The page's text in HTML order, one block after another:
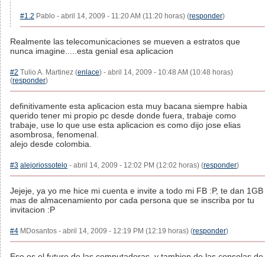
#1.2 Pablo - abril 14, 2009 - 11:20 AM (11:20 horas) (responder)
Realmente las telecomunicaciones se mueven a estratos que
nunca imagine.....esta genial esa aplicacion
#2 Tulio A. Martinez (enlace) - abril 14, 2009 - 10:48 AM (10:48 horas)
(responder)
definitivamente esta aplicacion esta muy bacana siempre habia
querido tener mi propio pc desde donde fuera, trabaje como
trabaje, use lo que use esta aplicacion es como dijo jose elias
asombrosa, fenomenal.
alejo desde colombia.
#3 alejoriossotelo - abril 14, 2009 - 12:02 PM (12:02 horas) (responder)
Jejeje, ya yo me hice mi cuenta e invite a todo mi FB :P, te dan 1GB
mas de almacenamiento por cada persona que se inscriba por tu
invitacion :P
#4 MDosantos - abril 14, 2009 - 12:19 PM (12:19 horas) (responder)